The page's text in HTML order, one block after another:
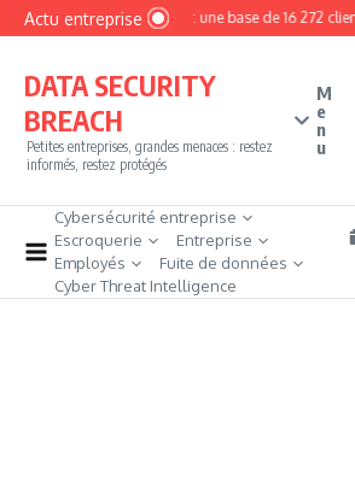
Aller au contenu
Actu entrepriseMyPhoto : une base de 16 272 clients
DATA SECURITY
BREACH
Petites entreprises, grandes menaces : restez
informés, restez protégés
M
e
n
u
Cybersécurité entreprise
Escroquerie
Entreprise
Employés
Fuite de données
Cyber Threat Intelligence